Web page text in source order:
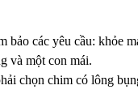
bảo các yêu cầu: khỏe
và một con mái.
chọn chim có lông